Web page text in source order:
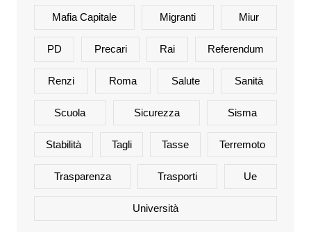
Mafia Capitale Migranti Miur
PD Precari Rai Referendum
Renzi Roma Salute Sanità
Scuola Sicurezza Sisma
Stabilità Tagli Tasse Terremoto
Trasparenza Trasporti Ue
Università